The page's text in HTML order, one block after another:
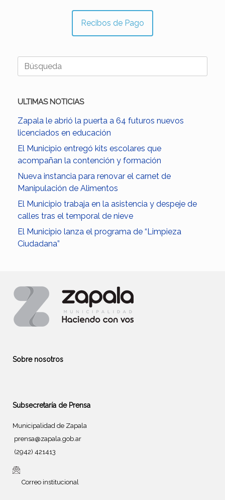
Recibos de Pago
Buscar:
ULTIMAS NOTICIAS
Zapala le abrió la puerta a 64 futuros nuevos
licenciados en educación
El Municipio entregó kits escolares que
acompañan la contención y formación
Nueva instancia para renovar el carnet de
Manipulación de Alimentos
El Municipio trabaja en la asistencia y despeje de
calles tras el temporal de nieve
El Municipio lanza el programa de “Limpieza
Ciudadana”
Sobre nosotros
Subsecretaría de Prensa
Municipalidad de Zapala
prensa@zapala.gob.ar
(2942) 421413
Correo institucional